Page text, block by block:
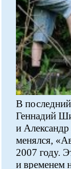
В
Геннадий
и
менялся,
2007 году.
и временем